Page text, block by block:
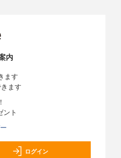
内
ます
ます
ント
ログイン